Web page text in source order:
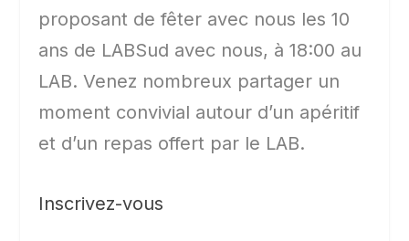
proposant de fêter avec nous les 10
ans de LABSud avec nous, à 18:00 au
LAB. Venez nombreux partager un
moment convivial autour d’un apéritif
et d’un repas offert par le LAB.
Inscrivez-vous